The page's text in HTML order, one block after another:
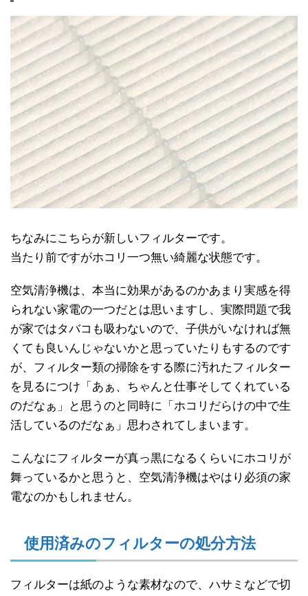
ちなみにこちらが新しいフィルターです。
当たり前ですがホコリ一つ無い綺麗な状態です。
空気清浄機は、本当に効果があるのかあまり実感を得
られない家電の一つだとは思いますし、実際問題で我
が家ではタバコも吸わないので、子供がいなければ無
くても良いんじゃないかと思っていたりもするのです
が、フィルター類の掃除をする際に汚れたフィルター
を見るにつけ「あぁ、ちゃんと仕事そしてくれている
のだなぁ」と思うのと同時に「ホコリだらけの中で生
活しているのだなぁ」思わされてしまいます。
こんなにフィルターが真っ黒になるくらいにホコリが
舞っているかと思うと、空気清浄機はやはり必須の家
電なのかもしれません。
使用済みのフィルターの処分方法
フィルターは紙のような素材なので、ハサミなどで切